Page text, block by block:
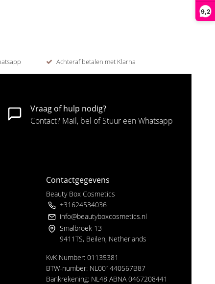
9,2
Achteraf betalen met Klarna
Vraag of hulp nodig?
Contact? Mail, bel of Stuur een Whatsapp
Contactgegevens
Beauty Box Cosmetics
+31624534036
info@beautyboxcosmetics.nl
Smalbroek 13
9411TS, Beilen, Netherlands
KvK Number: 01135381
BTW-number: NL001440567B87
Bankrekening: NL48 ABNA 0467208441